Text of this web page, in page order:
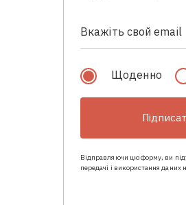
Щоденно
Відправляючи цю форму, ви
передачі і використання даних